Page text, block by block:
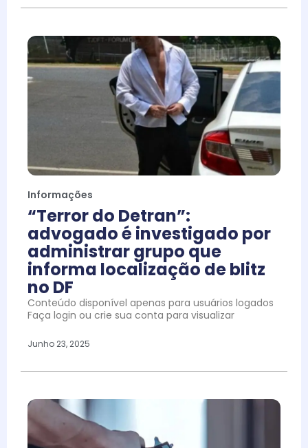
Informações
“Terror do Detran”:
advogado é investigado por
administrar grupo que
informa localização de blitz
no DF
Conteúdo disponível apenas para usuários logados
Faça login ou crie sua conta para visualizar
Junho 23, 2025